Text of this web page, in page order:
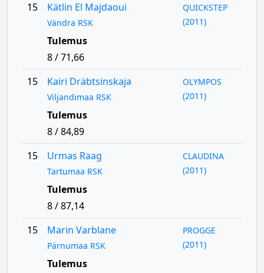
15 Kätlin El Majdaoui
Vändra RSK
QUICKSTEP
(2011)
Tulemus
8 / 71,66
15
Kairi Dräbtsinskaja
Viljandimaa RSK
OLYMPOS
(2011)
Tulemus
8 / 84,89
15
Urmas Raag
Tartumaa RSK
CLAUDINA
(2011)
Tulemus
8 / 87,14
15
Marin Varblane
Pärnumaa RSK
PROGGE
(2011)
Tulemus